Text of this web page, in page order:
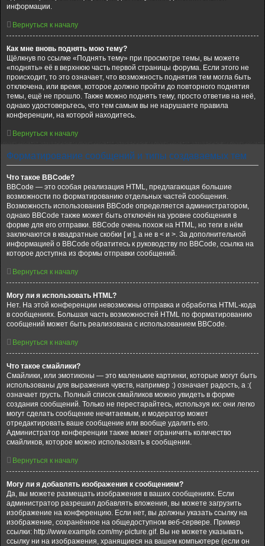
информации.
Вернуться к началу
Как мне вновь поднять мою тему?
Щёлкнув по ссылке «Поднять тему» при просмотре темы, вы можете
«поднять» её в верхнюю часть первой страницы форума. Если этого не
происходит, то это означает, что возможность поднятия тем могла быть
отключена, или время, которое должно пройти до повторного поднятия
темы, ещё не прошло. Также можно поднять тему, просто ответив на неё,
однако удостоверьтесь, что тем самым вы не нарушаете правила
конференции, на которой находитесь.
Вернуться к началу
Форматирование сообщений и типы создаваемых тем
Что такое BBCode?
BBCode — это особая реализация HTML, предлагающая большие
возможности по форматированию отдельных частей сообщения.
Возможность использования BBCode определяется администратором,
однако BBCode также может быть отключён на уровне сообщения в
форме для его отправки. BBCode очень похож на HTML, но теги в нём
заключаются в квадратные скобки [ и ], а не в < и >. За дополнительной
информацией о BBCode обратитесь к руководству по BBCode, ссылка на
которое доступна из формы отправки сообщений.
Вернуться к началу
Могу ли я использовать HTML?
Нет. На этой конференции невозможны отправка и обработка HTML-кода
в сообщениях. Большая часть возможностей HTML по форматированию
сообщений может быть реализована с использованием BBCode.
Вернуться к началу
Что такое смайлики?
Смайлики, или эмотиконы — это маленькие картинки, которые могут быть
использованы для выражения чувств, например :) означает радость, а :(
означает грусть. Полный список смайликов можно увидеть в форме
создания сообщений. Только не перестарайтесь, используя их: они легко
могут сделать сообщение нечитаемым, и модератор может
отредактировать ваше сообщение или вообще удалить его.
Администратор конференции также может ограничить количество
смайликов, которое можно использовать в сообщении.
Вернуться к началу
Могу ли я добавлять изображения к сообщениям?
Да, вы можете размещать изображения в ваших сообщениях. Если
администратор разрешил добавлять вложения, вы можете загрузить
изображение на конференцию. Если нет, вы должны указать ссылку на
изображение, сохранённое на общедоступном веб-сервере. Пример
ссылки: http://www.example.com/my-picture.gif. Вы не можете указывать
ссылку ни на изображения, хранящиеся на вашем компьютере (если он